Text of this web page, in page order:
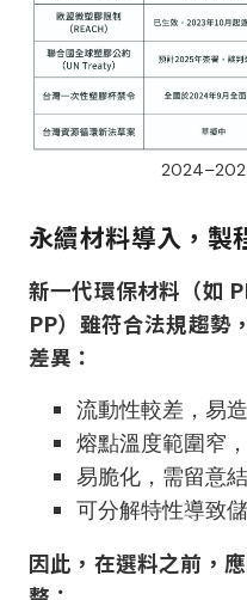
永續材料導入，製
新一代環保材料（如
PP）雖符合法規趨勢
差異：
流動性較差，易
熔點溫度範圍窄
易脆化，需留意
可分解特性導致
因此，在選料之前，